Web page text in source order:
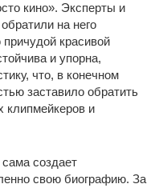
кино». Эксперты и
на него
красивой
и упорна,
что, в конечном
заставило обратить
клипмейкеров и
создает
свою биографию. За